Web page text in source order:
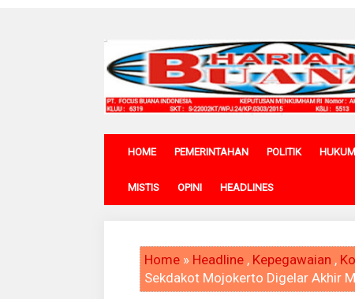
HOME PEMERINTAHAN POLITIK HUKUM
MISTIS OPINI HEADLINES
Home » Headline , Kepegawaian ,
Sekdakot Mojokerto Digelar Akhir